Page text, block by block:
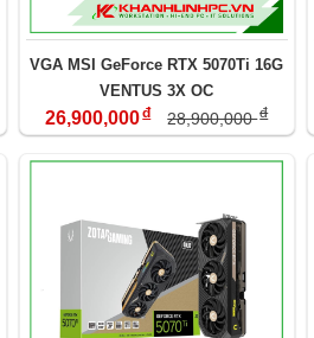
VGA MSI GeForce RTX 5070Ti 16G
VENTUS 3X OC
26,900,000đ 28,900,000đ